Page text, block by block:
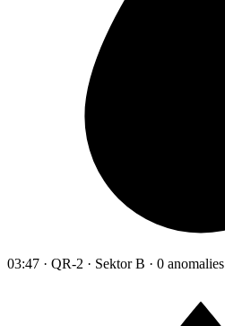
03:47 · QR-2 · Sektor B · 0 anomalies